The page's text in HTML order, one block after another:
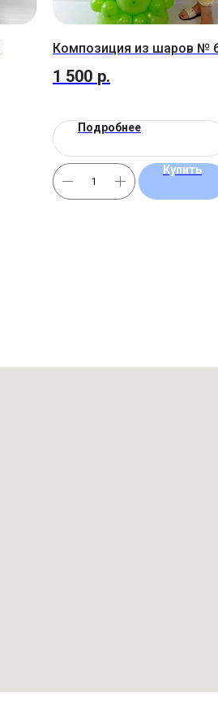
Композиция из шаров №
1 500 р.
Подробнее
Купить